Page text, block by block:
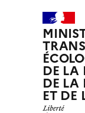
DE LA
DE LA
ET DE